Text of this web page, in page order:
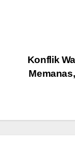
Konflik